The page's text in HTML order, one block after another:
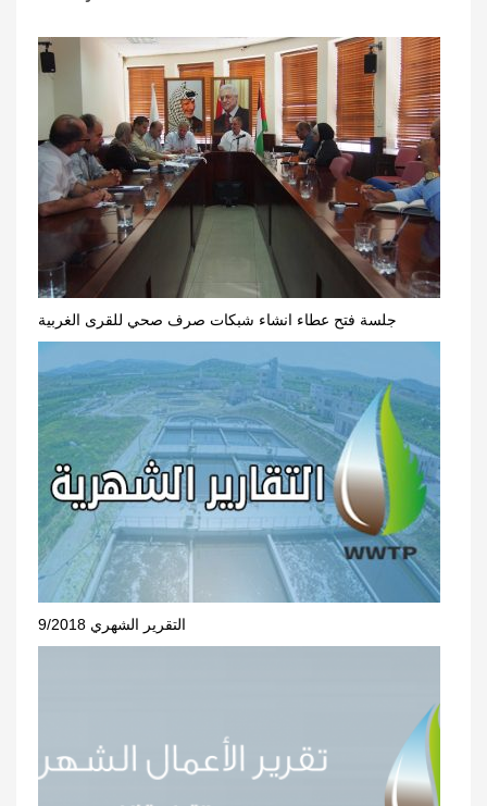
جلسة فتح عطاء انشاء شبكات صرف صحي للقرى الغربية
التقرير الشهري 9/2018